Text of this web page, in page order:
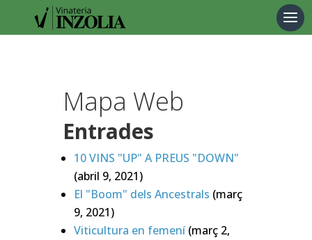
Products
search
Mapa Web
Entrades
10 VINS "UP" A PREUS "DOWN"
(abril 9, 2021)
El "Boom" dels Ancestrals (març
9, 2021)
Viticultura en femení (març 2,